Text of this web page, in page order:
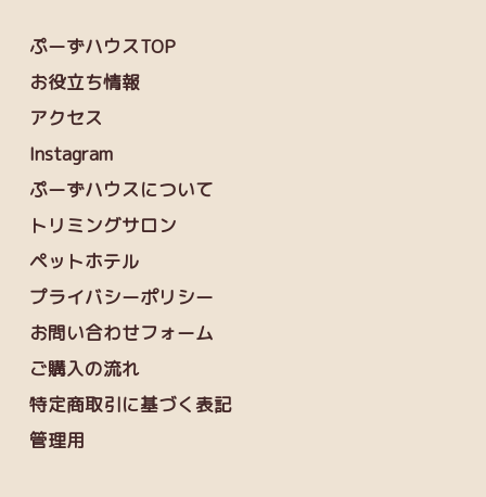
ぷーずハウスTOP
お役立ち情報
アクセス
Instagram
ぷーずハウスについて
トリミングサロン
ペットホテル
プライバシーポリシー
お問い合わせフォーム
ご購入の流れ
特定商取引に基づく表記
管理用